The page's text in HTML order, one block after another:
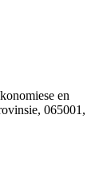
en
065001,